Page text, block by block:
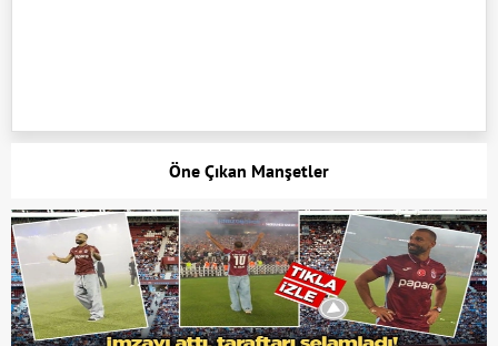
Öne Çıkan Manşetler